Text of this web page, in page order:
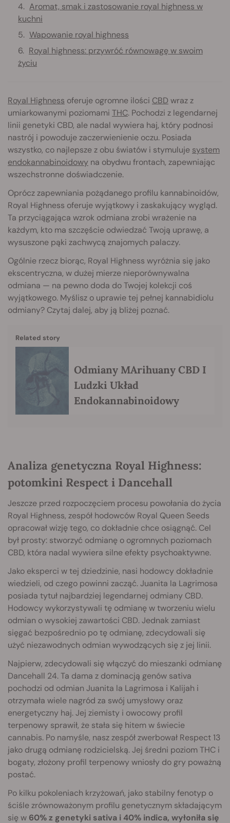
Aromat, smak i zastosowanie royal highness w
kuchni
Wapowanie royal highness
Royal highness: przywróć równowagę w swoim
życiu
Royal Highness oferuje ogromne ilości CBD wraz z
umiarkowanymi poziomami THC. Pochodzi z legendarnej
linii genetyki CBD, ale nadal wywiera haj, który podnosi
nastrój i powoduje zaczerwienienie oczu. Posiada
wszystko, co najlepsze z obu światów i stymuluje system
endokannabinoidowy na obydwu frontach, zapewniając
wszechstronne doświadczenie.
Oprócz zapewniania pożądanego profilu kannabinoidów,
Royal Highness oferuje wyjątkowy i zaskakujący wygląd.
Ta przyciągająca wzrok odmiana zrobi wrażenie na
każdym, kto ma szczęście odwiedzać Twoją uprawę, a
wysuszone pąki zachwycą znajomych palaczy.
Ogólnie rzecz biorąc, Royal Highness wyróżnia się jako
ekscentryczna, w dużej mierze nieporównywalna
odmiana — na pewno doda do Twojej kolekcji coś
wyjątkowego. Myślisz o uprawie tej pełnej kannabidiolu
odmiany? Czytaj dalej, aby ją bliżej poznać.
Related story
Odmiany MArihuany CBD I
Ludzki Układ
Endokannabinoidowy
Analiza genetyczna Royal Highness:
potomkini Respect i Dancehall
Jeszcze przed rozpoczęciem procesu powołania do życia
Royal Highness, zespół hodowców Royal Queen Seeds
opracował wizję tego, co dokładnie chce osiągnąć. Cel
był prosty: stworzyć odmianę o ogromnych poziomach
CBD, która nadal wywiera silne efekty psychoaktywne.
Jako eksperci w tej dziedzinie, nasi hodowcy dokładnie
wiedzieli, od czego powinni zacząć. Juanita la Lagrimosa
posiada tytuł najbardziej legendarnej odmiany CBD.
Hodowcy wykorzystywali tę odmianę w tworzeniu wielu
odmian o wysokiej zawartości CBD. Jednak zamiast
sięgać bezpośrednio po tę odmianę, zdecydowali się
użyć niezawodnych odmian wywodzących się z jej linii.
Najpierw, zdecydowali się włączyć do mieszanki odmianę
Dancehall 24. Ta dama z dominacją genów sativa
pochodzi od odmian Juanita la Lagrimosa i Kalijah i
otrzymała wiele nagród za swój umysłowy oraz
energetyczny haj. Jej ziemisty i owocowy profil
terpenowy sprawił, że stała się hitem w świecie
cannabis. Po namyśle, nasz zespół zwerbował Respect 13
jako drugą odmianę rodzicielską. Jej średni poziom THC i
bogaty, złożony profil terpenowy wniosły do gry poważną
postać.
Po kilku pokoleniach krzyżowań, jako stabilny fenotyp o
ściśle zrównoważonym profilu genetycznym składającym
się w 60% z genetyki sativa i 40% indica, wyłoniła się